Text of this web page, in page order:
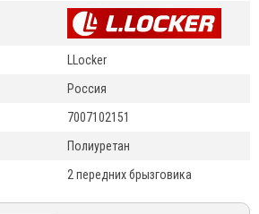
LLocker
Россия
7007102151
Полиуретан
2 передних брызговика